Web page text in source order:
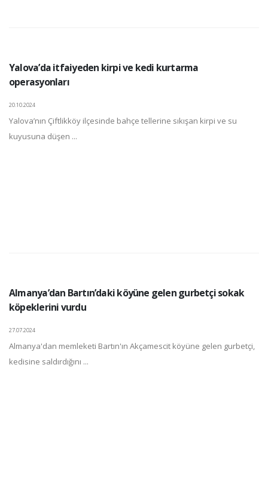
Yalova’da itfaiyeden kirpi ve kedi kurtarma
operasyonları
20.10.2024
Yalova’nın Çiftlikköy ilçesinde bahçe tellerine sıkışan kirpi ve su
kuyusuna düşen ...
Almanya’dan Bartın’daki köyüne gelen gurbetçi sokak
köpeklerini vurdu
27.07.2024
Almanya'dan memleketi Bartın'ın Akçamescit köyüne gelen gurbetçi,
kedisine saldırdığını ...